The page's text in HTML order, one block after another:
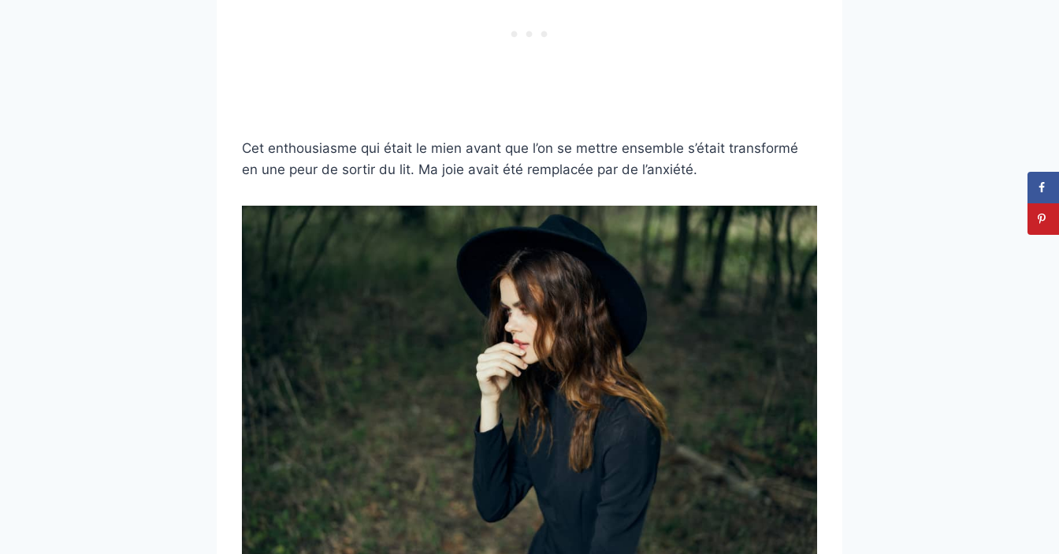
Cet enthousiasme qui était le mien avant que l’on se mettre ensemble s’était transformé
en une peur de sortir du lit. Ma joie avait été remplacée par de l’anxiété.